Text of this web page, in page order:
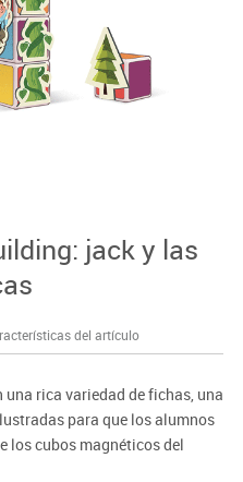
jack y las
del artículo
rica variedad de fichas, una
para que los alumnos
los cubos magnéticos del